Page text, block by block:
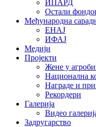
ИПАРД
Остали
Међународна
ЕНАЈ
ИФАЈ
Медији
Пројекти
Жене у
Национална
Награде и
Рекордери
Галерија
Видео
Задругарство